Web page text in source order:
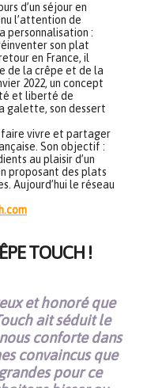
d’un séjour en
l’attention de
personnalisation :
son plat
en France, il
de la crêpe et de la
2022, un concept
et liberté de
galette, son dessert
faire vivre et partager
Son objectif :
au plaisir d’un
proposant des plats
Aujourd’hui le réseau
TOUCH !
et honoré que
ait séduit le
conforte dans
convaincus que
pour ce